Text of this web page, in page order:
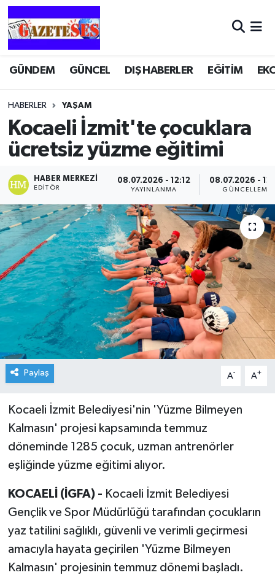
GÜNDEM GÜNCEL DIŞ HABERLER EĞİTİM
HABERLER YAŞAM
Kocaeli İzmit'te çocuklara
ücretsiz yüzme eğitimi
HABER MERKEZI
EDITÖR
08.07.2026 - 12:12
YAYINLANMA
08.07.2026 -
GÜNCELLEME
Paylaş A- A+
Kocaeli İzmit Belediyesi'nin 'Yüzme Bilmeyen
Kalmasın' projesi kapsamında temmuz
döneminde 1285 çocuk, uzman antrenörler
eşliğinde yüzme eğitimi alıyor.
KOCAELİ (İGFA) - Kocaeli İzmit Belediyesi
Gençlik ve Spor Müdürlüğü tarafından çocukların
yaz tatilini sağlıklı, güvenli ve verimli geçirmesi
amacıyla hayata geçirilen 'Yüzme Bilmeyen
Kalmasın' projesinin temmuz dönemi başladı.